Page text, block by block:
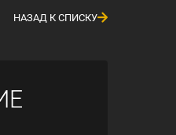
НАЗАД К СПИСКУ